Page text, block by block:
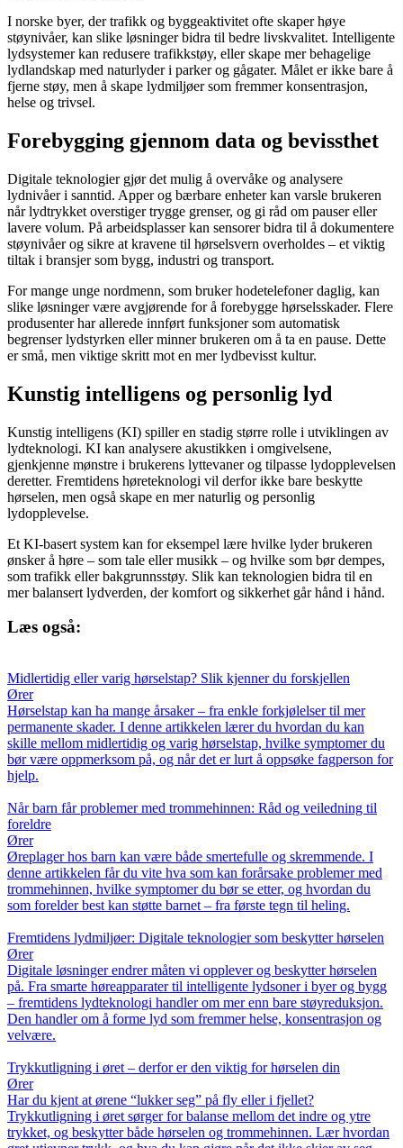
I norske byer, der trafikk og byggeaktivitet ofte skaper høye
støynivåer, kan slike løsninger bidra til bedre livskvalitet. Intelligente
lydsystemer kan redusere trafikkstøy, eller skape mer behagelige
lydlandskap med naturlyder i parker og gågater. Målet er ikke bare å
fjerne støy, men å skape lydmiljøer som fremmer konsentrasjon,
helse og trivsel.
Forebygging gjennom data og bevissthet
Digitale teknologier gjør det mulig å overvåke og analysere
lydnivåer i sanntid. Apper og bærbare enheter kan varsle brukeren
når lydtrykket overstiger trygge grenser, og gi råd om pauser eller
lavere volum. På arbeidsplasser kan sensorer bidra til å dokumentere
støynivåer og sikre at kravene til hørselsvern overholdes – et viktig
tiltak i bransjer som bygg, industri og transport.
For mange unge nordmenn, som bruker hodetelefoner daglig, kan
slike løsninger være avgjørende for å forebygge hørselsskader. Flere
produsenter har allerede innført funksjoner som automatisk
begrenser lydstyrken eller minner brukeren om å ta en pause. Dette
er små, men viktige skritt mot en mer lydbevisst kultur.
Kunstig intelligens og personlig lyd
Kunstig intelligens (KI) spiller en stadig større rolle i utviklingen av
lydteknologi. KI kan analysere akustikken i omgivelsene,
gjenkjenne mønstre i brukerens lyttevaner og tilpasse lydopplevelsen
deretter. Fremtidens høreteknologi vil derfor ikke bare beskytte
hørselen, men også skape en mer naturlig og personlig
lydopplevelse.
Et KI-basert system kan for eksempel lære hvilke lyder brukeren
ønsker å høre – som tale eller musikk – og hvilke som bør dempes,
som trafikk eller bakgrunnsstøy. Slik kan teknologien bidra til en
mer balansert lydverden, der komfort og sikkerhet går hånd i hånd.
Læs også:
Midlertidig eller varig hørselstap? Slik kjenner du forskjellen
Ører
Hørselstap kan ha mange årsaker – fra enkle forkjølelser til mer
permanente skader. I denne artikkelen lærer du hvordan du kan
skille mellom midlertidig og varig hørselstap, hvilke symptomer du
bør være oppmerksom på, og når det er lurt å oppsøke fagperson for
hjelp.
Når barn får problemer med trommehinnen: Råd og veiledning til
foreldre
Ører
Øreplager hos barn kan være både smertefulle og skremmende. I
denne artikkelen får du vite hva som kan forårsake problemer med
trommehinnen, hvilke symptomer du bør se etter, og hvordan du
som forelder best kan støtte barnet – fra første tegn til heling.
Fremtidens lydmiljøer: Digitale teknologier som beskytter hørselen
Ører
Digitale løsninger endrer måten vi opplever og beskytter hørselen
på. Fra smarte høreapparater til intelligente lydsoner i byer og bygg
– fremtidens lydteknologi handler om mer enn bare støyreduksjon.
Den handler om å forme lyd som fremmer helse, konsentrasjon og
velvære.
Trykkutligning i øret – derfor er den viktig for hørselen din
Ører
Har du kjent at ørene “lukker seg” på fly eller i fjellet?
Trykkutligning i øret sørger for balanse mellom det indre og ytre
trykket, og beskytter både hørselen og trommehinnen. Lær hvordan